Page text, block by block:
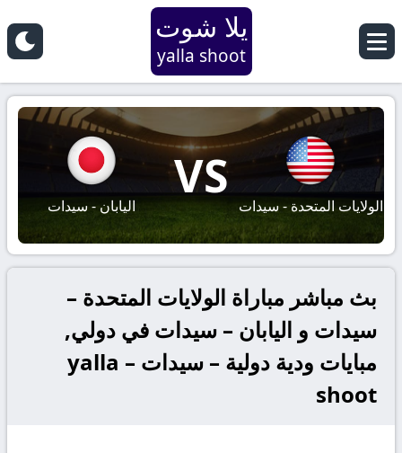
يلا شوت
yalla shoot
الولايات المتحدة - سيدات
VS
اليابان - سيدات
بث مباشر مباراة الولايات المتحدة –
سيدات و اليابان – سيدات في دولي,
مبايات ودية دولية – سيدات – yalla
shoot